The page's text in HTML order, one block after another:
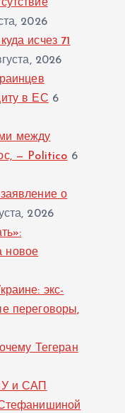
2026
исчез 71
2026
в ЕС 6
между
— Politico 6
о
2026
новое
экс-
переговоры,
Тегеран
и САП